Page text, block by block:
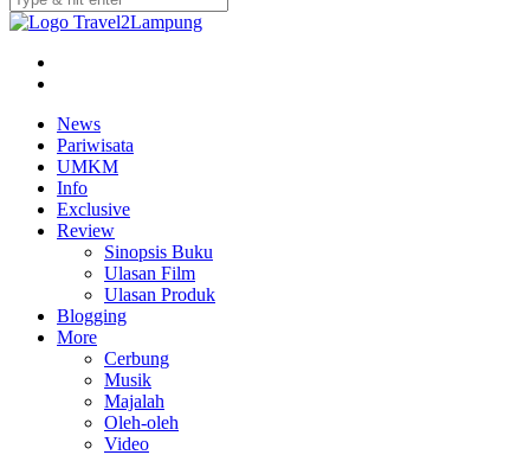
News
Pariwisata
UMKM
Info
Exclusive
Review
Sinopsis Buku
Ulasan Film
Ulasan Produk
Blogging
More
Cerbung
Musik
Majalah
Oleh-oleh
Video